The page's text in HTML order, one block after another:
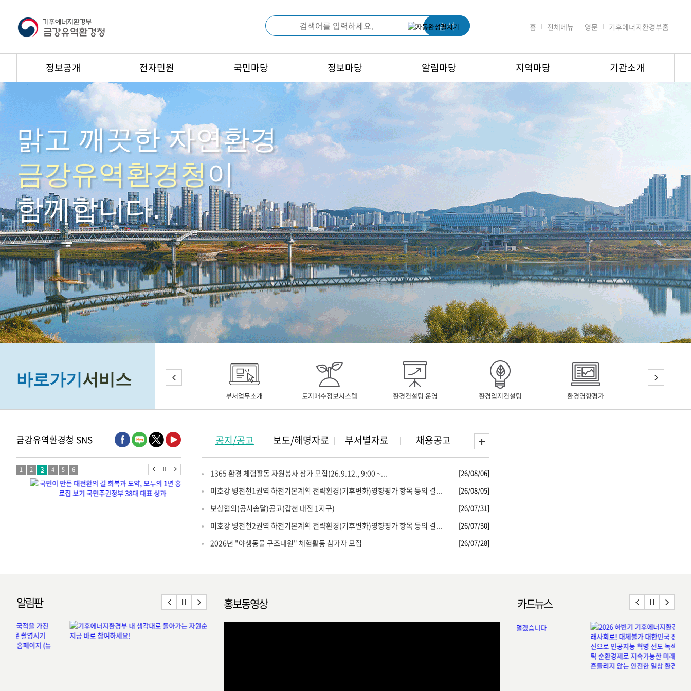
검색 홈 전체메뉴 영문 기후에너지환경부홈
정보공개 전자민원 국민마당 정보마당 알림마당 지역마당 기관소개
맑고 깨끗한 자연환경
금강유역환경청이
함께합니다.
바로가기 서비스
부서업무소개 토지매수정보시스템 환경컨설팅 운영 환경입지컨설팅 환경영향평가
금강유역환경청 SNS
1 2 3 4 5 6
공지/공고 보도/해명자료 부서별자료 채용공고
1365 환경 체험활동 자원봉사 참가 모집(26.9.12., 9:00 ~... [26/08/06]
미호강 병천천1권역 하천기본계획 전략환경(기후변화)영향평가 항목 등의 결... [26/08/05]
보상협의(공시송달)공고(갑천 대전 1지구) [26/07/31]
미호강 병천천2권역 하천기본계획 전략환경(기후변화)영향평가 항목 등의 결... [26/07/30]
2026년 "야생동물 구조대원" 체험활동 참가자 모집 [26/07/28]
알림판 홍보동영상 카드뉴스